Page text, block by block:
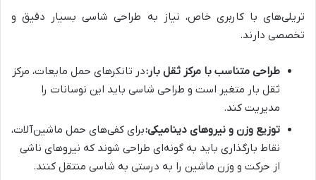
تریلی‌های با کاربری خاص، نیاز به طراحی شاسی بسیار دقیق و
تخصصی دارند.
طراحی متناسب با مرکز ثقل بار:در تانکرهای حمل مایعات، مرکز
ثقل بار متغیر است و طراحی شاسی باید این نوسانات را
مدیریت کند.
توزیع وزن و نیروهای دینامیکی:برای کفی‌های حمل ماشین‌آلات،
نقاط بارگذاری باید به گونه‌ای طراحی شوند که نیروهای ناشی
از حرکت و وزن ماشین را به درستی به شاسی منتقل کنند.